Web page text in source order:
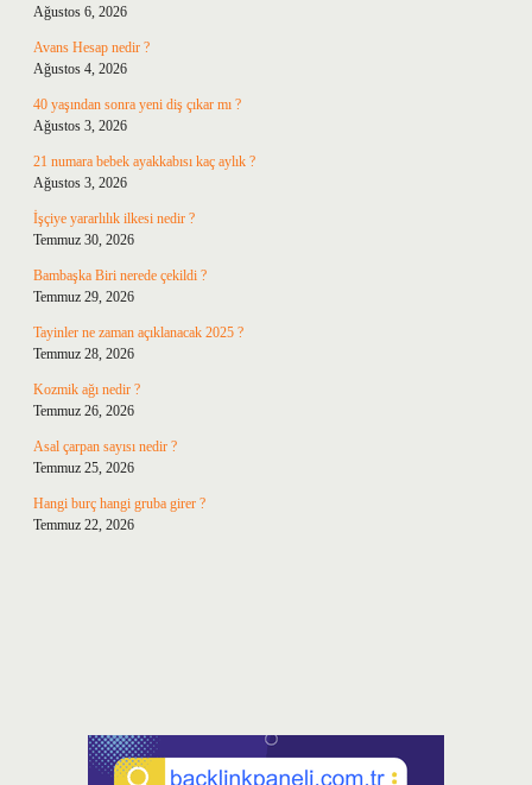
Ağustos 6, 2026
Avans Hesap nedir ?
Ağustos 4, 2026
40 yaşından sonra yeni diş çıkar mı ?
Ağustos 3, 2026
21 numara bebek ayakkabısı kaç aylık ?
Ağustos 3, 2026
İşçiye yararlılık ilkesi nedir ?
Temmuz 30, 2026
Bambaşka Biri nerede çekildi ?
Temmuz 29, 2026
Tayinler ne zaman açıklanacak 2025 ?
Temmuz 28, 2026
Kozmik ağı nedir ?
Temmuz 26, 2026
Asal çarpan sayısı nedir ?
Temmuz 25, 2026
Hangi burç hangi gruba girer ?
Temmuz 22, 2026